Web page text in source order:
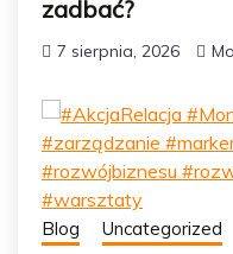
zadbać?
7 sierpnia, 2026
Blog Uncategorized